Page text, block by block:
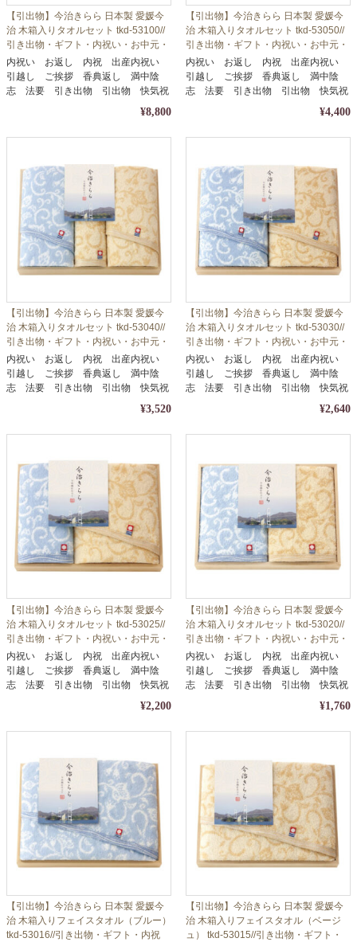
【引出物】今治きらら 日本製 愛媛今
治 木箱入りタオルセット tkd-53100//
引き出物・ギフト・内祝い・お中元・
お歳暮等に
内祝い お返し 内祝 出産内祝い
引越し ご挨拶 香典返し 満中陰
志 法要 引き出物 引出物 快気祝
¥8,800
【引出物】今治きらら 日本製 愛媛今
治 木箱入りタオルセット tkd-53050//
引き出物・ギフト・内祝い・お中元・
お歳暮等に
内祝い お返し 内祝 出産内祝い
引越し ご挨拶 香典返し 満中陰
志 法要 引き出物 引出物 快気祝
¥4,400
【引出物】今治きらら 日本製 愛媛今
治 木箱入りタオルセット tkd-53040//
引き出物・ギフト・内祝い・お中元・
お歳暮等に
内祝い お返し 内祝 出産内祝い
引越し ご挨拶 香典返し 満中陰
志 法要 引き出物 引出物 快気祝
¥3,520
【引出物】今治きらら 日本製 愛媛今
治 木箱入りタオルセット tkd-53030//
引き出物・ギフト・内祝い・お中元・
お歳暮等に
内祝い お返し 内祝 出産内祝い
引越し ご挨拶 香典返し 満中陰
志 法要 引き出物 引出物 快気祝
¥2,640
【引出物】今治きらら 日本製 愛媛今
治 木箱入りタオルセット tkd-53025//
引き出物・ギフト・内祝い・お中元・
お歳暮等に
内祝い お返し 内祝 出産内祝い
引越し ご挨拶 香典返し 満中陰
志 法要 引き出物 引出物 快気祝
¥2,200
【引出物】今治きらら 日本製 愛媛今
治 木箱入りタオルセット tkd-53020//
引き出物・ギフト・内祝い・お中元・
お歳暮等に
内祝い お返し 内祝 出産内祝い
引越し ご挨拶 香典返し 満中陰
志 法要 引き出物 引出物 快気祝
¥1,760
【引出物】今治きらら 日本製 愛媛今
治 木箱入りフェイスタオル（ブルー）
tkd-53016//引き出物・ギフト・内祝
【引出物】今治きらら 日本製 愛媛今
治 木箱入りフェイスタオル（ベージ
ュ） tkd-53015//引き出物・ギフト・